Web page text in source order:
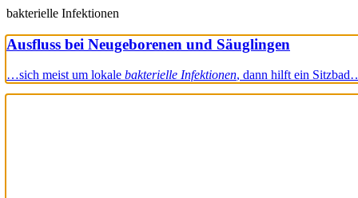
bakterielle Infektionen
Ausfluss bei Neugeborenen und Säuglingen
…sich meist um lokale bakterielle Infektionen, dann hilft ein